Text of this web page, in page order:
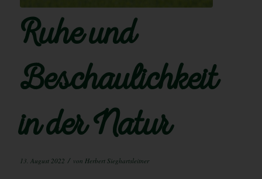
Ruhe und
Beschaulichkeit
in der Natur
13. August 2022 / von Herbert Sieghartsleitner